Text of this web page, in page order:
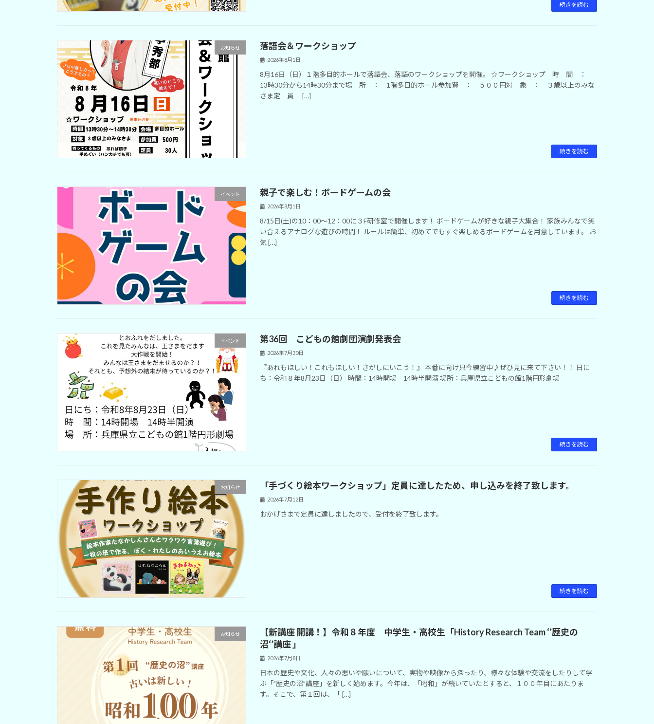
続きを読む
お知らせ 落語会＆ワークショップ
2026年8月1日
8月16日（日）１階多目的ホールで落語会、落語のワークショップを開催。 ☆ワークショップ 時 間 ：
13時30分から14時30分まで場 所 ： 1階多目的ホール参加費 ： ５００円対 象 ： ３歳以上のみな
さま定 員 […]
続きを読む
イベント 親子で楽しむ！ボードゲームの会
2026年8月1日
8/15日(土)の10：00～12：00に３F研修室で開催します！ ボードゲームが好きな親子大集合！ 家族みんなで笑
い合えるアナログな遊びの時間！ ルールは簡単、初めてでもすぐ楽しめるボードゲームを用意しています。 お
気 […]
続きを読む
イベント 第36回 こどもの館劇団演劇発表会
2026年7月30日
『あれもほしい！これもほしい！さがしにいこう！』 本番に向け只今練習中♪ぜひ見に来て下さい！！ 日に
ち：令和８年8月23日（日） 時間：14時開場 14時半開演 場所：兵庫県立こどもの館1階円形劇場
続きを読む
お知らせ 「手づくり絵本ワークショップ」定員に達したため、申し込みを終了致します。
2026年7月12日
おかげさまで定員に達しましたので、受付を終了致します。
続きを読む
お知らせ
【新講座 開講！】令和８年度 中学生・高校生「History Research Team ‘’歴史の
沼‘’講座 」
2026年7月8日
日本の歴史や文化、人々の思いや願いについて、実物や映像から探ったり、様々な体験や交流をしたりして学
ぶ「”歴史の沼”講座」を新しく始めます。今年は、「昭和」が続いていたとすると、１００年目にあたりま
す。そこで、第１回は、「 […]